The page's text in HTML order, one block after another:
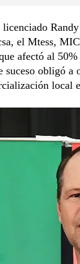
el Mtess,
afectó al
obligó a
local